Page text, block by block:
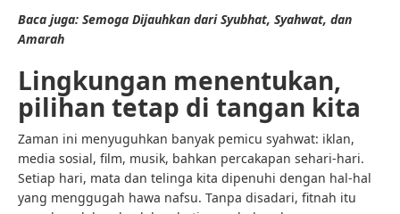
Baca juga: Semoga Dijauhkan dari Syubhat, Syahwat, dan
Amarah
Lingkungan menentukan,
pilihan tetap di tangan kita
Zaman ini menyuguhkan banyak pemicu syahwat: iklan,
media sosial, film, musik, bahkan percakapan sehari-hari.
Setiap hari, mata dan telinga kita dipenuhi dengan hal-hal
yang menggugah hawa nafsu. Tanpa disadari, fitnah itu